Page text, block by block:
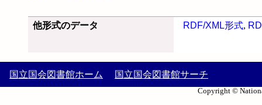
他形式のデータ RDF/XML形式,
国立国会図書館ホーム 国立国会図書館サーチ
Copyright ©